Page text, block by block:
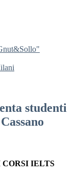
studenti
IELTS